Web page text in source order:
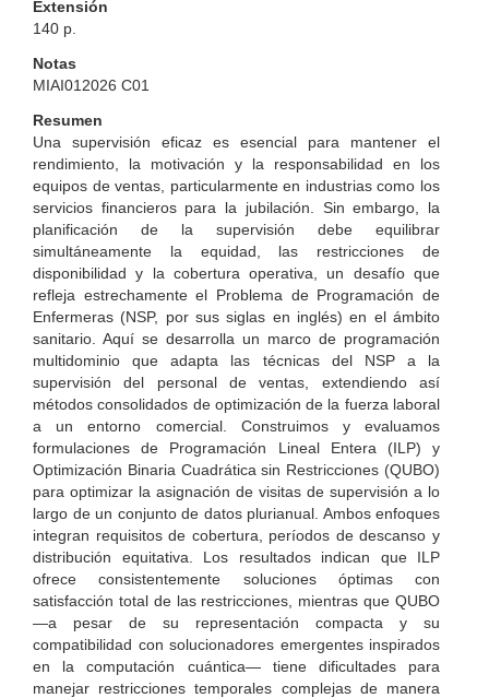
Extensión
140 p.
Notas
MIAI012026 C01
Resumen
Una supervisión eficaz es esencial para mantener el
rendimiento, la motivación y la responsabilidad en los
equipos de ventas, particularmente en industrias como los
servicios financieros para la jubilación. Sin embargo, la
planificación de la supervisión debe equilibrar
simultáneamente la equidad, las restricciones de
disponibilidad y la cobertura operativa, un desafío que
refleja estrechamente el Problema de Programación de
Enfermeras (NSP, por sus siglas en inglés) en el ámbito
sanitario. Aquí se desarrolla un marco de programación
multidominio que adapta las técnicas del NSP a la
supervisión del personal de ventas, extendiendo así
métodos consolidados de optimización de la fuerza laboral
a un entorno comercial. Construimos y evaluamos
formulaciones de Programación Lineal Entera (ILP) y
Optimización Binaria Cuadrática sin Restricciones (QUBO)
para optimizar la asignación de visitas de supervisión a lo
largo de un conjunto de datos plurianual. Ambos enfoques
integran requisitos de cobertura, períodos de descanso y
distribución equitativa. Los resultados indican que ILP
ofrece consistentemente soluciones óptimas con
satisfacción total de las restricciones, mientras que QUBO
—a pesar de su representación compacta y su
compatibilidad con solucionadores emergentes inspirados
en la computación cuántica— tiene dificultades para
manejar restricciones temporales complejas de manera